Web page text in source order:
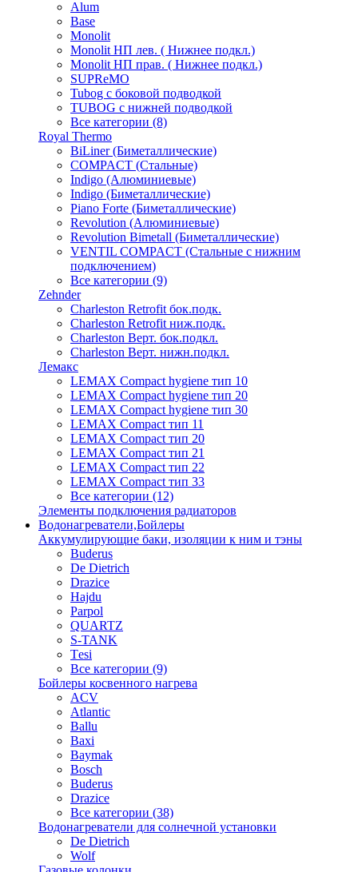
Alum
Base
Monolit
Monolit НП лев. ( Нижнее подкл.)
Monolit НП прав. ( Нижнее подкл.)
SUPReMO
Tubog с боковой подводкой
TUBOG с нижней подводкой
Все категории (8)
Royal Thermo
BiLiner (Биметаллические)
COMPACT (Стальные)
Indigo (Алюминиевые)
Indigo (Биметаллические)
Piano Forte (Биметаллические)
Revolution (Алюминиевые)
Revolution Bimetall (Биметаллические)
VENTIL COMPACT (Стальные с нижним
подключением)
Все категории (9)
Zehnder
Charleston Retrofit бок.подк.
Charleston Retrofit ниж.подк.
Charleston Верт. бок.подкл.
Charleston Верт. нижн.подкл.
Лемакс
LEMAX Compact hygiene тип 10
LEMAX Compact hygiene тип 20
LEMAX Compact hygiene тип 30
LEMAX Compact тип 11
LEMAX Compact тип 20
LEMAX Compact тип 21
LEMAX Compact тип 22
LEMAX Compact тип 33
Все категории (12)
Элементы подключения радиаторов
Водонагреватели,Бойлеры
Аккумулирующие баки, изоляции к ним и тэны
Buderus
De Dietrich
Drazice
Hajdu
Parpol
QUARTZ
S-TANK
Tеsi
Все категории (9)
Бойлеры косвенного нагрева
ACV
Atlantic
Ballu
Baxi
Baymak
Bosch
Buderus
Drazice
Все категории (38)
Водонагреватели для солнечной установки
De Dietrich
Wolf